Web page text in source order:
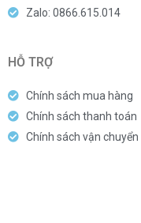
Zalo: 0866.615.014
HỖ TRỢ
Chính sách mua hàng
Chính sách thanh toán
Chính sách vận chuyển